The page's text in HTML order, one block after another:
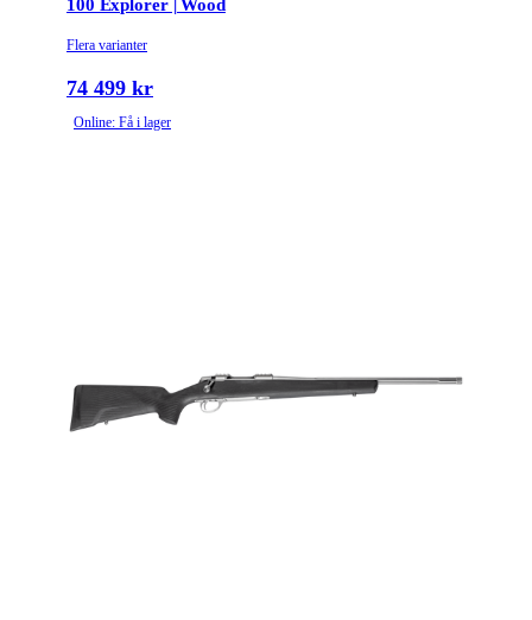
100 Explorer | Wood
Flera varianter
74 499 kr
Online: Få i lager